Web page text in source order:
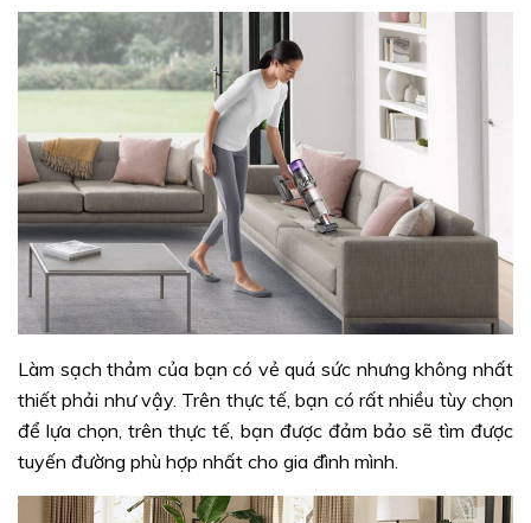
Làm sạch thảm của bạn có vẻ quá sức nhưng không nhất
thiết phải như vậy. Trên thực tế, bạn có rất nhiều tùy chọn
để lựa chọn, trên thực tế, bạn được đảm bảo sẽ tìm được
tuyến đường phù hợp nhất cho gia đình mình.